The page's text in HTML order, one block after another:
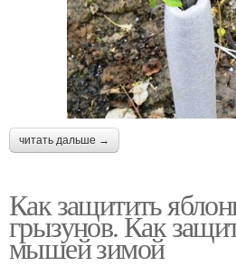
читать дальше →
Как защитить
грызунов. Как
мышей зимой